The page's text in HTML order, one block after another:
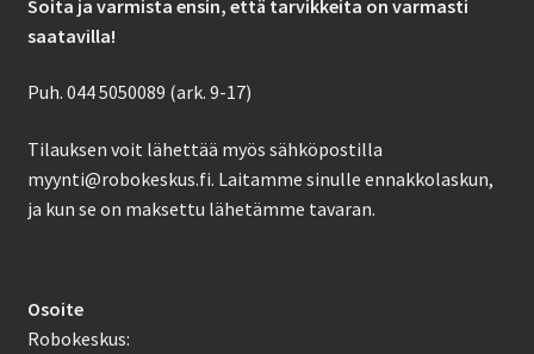
Soita ja varmista ensin, että tarvikkeita on varmasti
saatavilla!
Puh. 044 5050089 (ark. 9-17)
Tilauksen voit lähettää myös sähköpostilla
myynti@robokeskus.fi. Laitamme sinulle ennakkolaskun,
ja kun se on maksettu lähetämme tavaran.
Osoite
Robokeskus: